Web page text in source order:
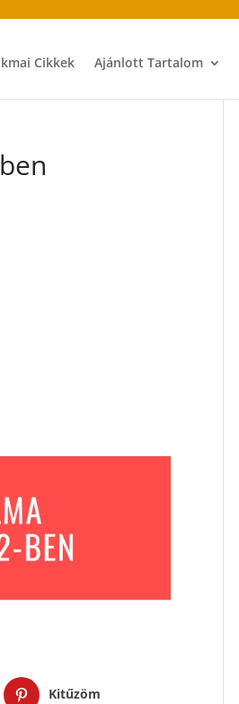
Cikkek Ajánlott Tartalom
Kitűzöm